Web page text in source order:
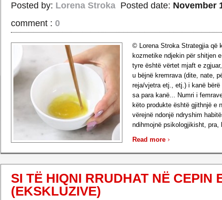
Posted by: Lorena Stroka Posted date: November
comment : 0
© Lorena Stroka Strategjia që
kozmetike ndjekin për shitjen
tyre është vërtet mjaft e
u bëjnë kremrava (dite, nate,
reja/vjetra etj., etj.) i kanë
sa para kanë... Numri i
këto produkte është gjithnjë e
vërejnë ndonjë ndryshim
ndihmojnë psikologjikisht, pra,
Read more ›
SI TË HIQNI RRUDHAT NË CEPIN
(EKSKLUZIVE)